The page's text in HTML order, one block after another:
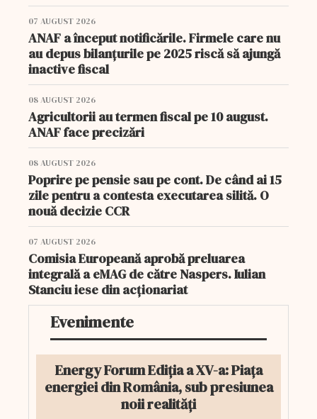
07 AUGUST 2026
ANAF a început notificările. Firmele care nu
au depus bilanțurile pe 2025 riscă să ajungă
inactive fiscal
08 AUGUST 2026
Agricultorii au termen fiscal pe 10 august.
ANAF face precizări
08 AUGUST 2026
Poprire pe pensie sau pe cont. De când ai 15
zile pentru a contesta executarea silită. O
nouă decizie CCR
07 AUGUST 2026
Comisia Europeană aprobă preluarea
integrală a eMAG de către Naspers. Iulian
Stanciu iese din acționariat
Evenimente
Energy Forum Ediția a XV-a: Piața
energiei din România, sub presiunea
noii realități